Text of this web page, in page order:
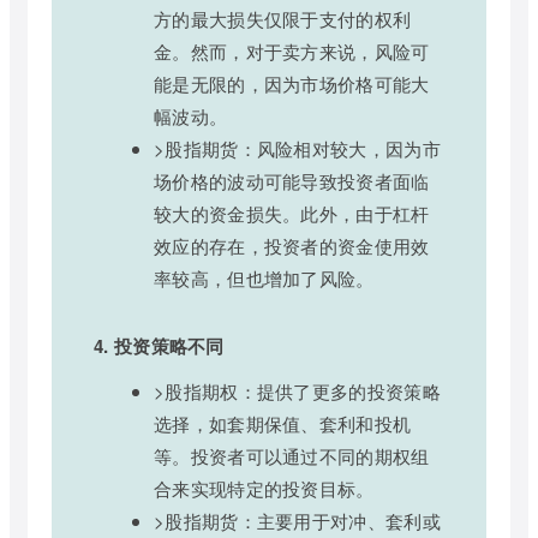
方的最大损失仅限于支付的权利
金。然而，对于卖方来说，风险可
能是无限的，因为市场价格可能大
幅波动。
>股指期货：风险相对较大，因为市
场价格的波动可能导致投资者面临
较大的资金损失。此外，由于杠杆
效应的存在，投资者的资金使用效
率较高，但也增加了风险。
4. 投资策略不同
>股指期权：提供了更多的投资策略
选择，如套期保值、套利和投机
等。投资者可以通过不同的期权组
合来实现特定的投资目标。
>股指期货：主要用于对冲、套利或